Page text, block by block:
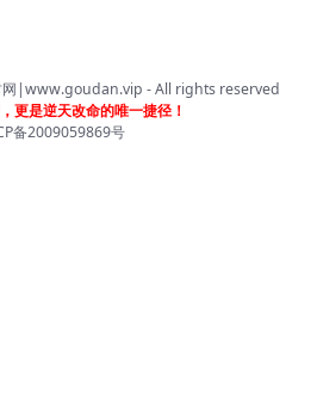
网|www.goudan.vip - All rights reserved
更是逆天改命的唯一捷径！
备2009059869号